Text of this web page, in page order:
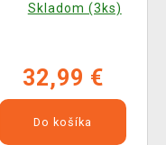
Skladom (3ks)
32,99 €
Do košíka